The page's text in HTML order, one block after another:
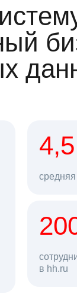
4,5
средняя
в hh.ru